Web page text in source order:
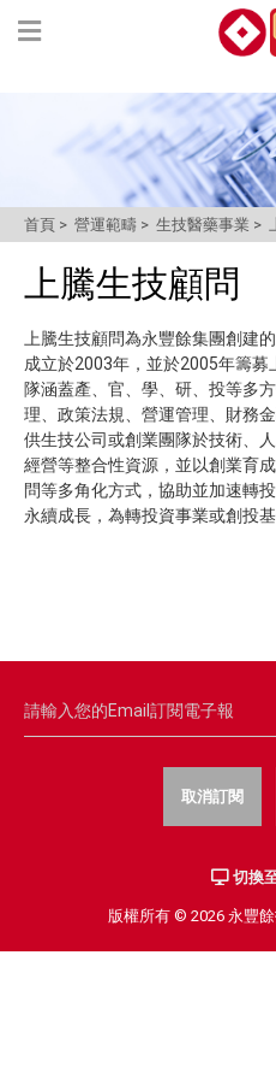
首頁 營運範疇 生技醫藥事業
上騰生技顧問
上騰生技顧問為永豐餘集團創建
成立於2003年，並於2005年籌
隊涵蓋產、官、學、研、投等多
理、政策法規、營運管理、財務
供生技公司或創業團隊於技術、
經營等整合性資源，並以創業育
問等多角化方式，協助並加速轉
永續成長，為轉投資事業或創投
取消訂閱
切換
版權所有 © 2026 永豐